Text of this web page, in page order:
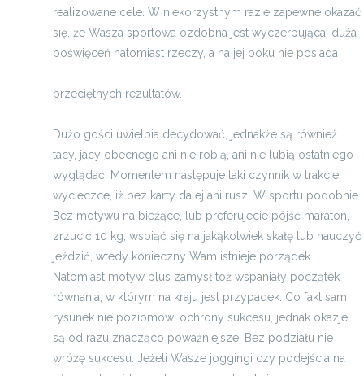
realizowane cele. W niekorzystnym razie zapewne okazać
się, że Wasza sportowa ozdobna jest wyczerpująca, duża
poświęceń natomiast rzeczy, a na jej boku nie posiada
przeciętnych rezultatów.
Dużo gości uwielbia decydować, jednakże są również
tacy, jacy obecnego ani nie robią, ani nie lubią ostatniego
wyglądać. Momentem następuje taki czynnik w trakcie
wycieczce, iż bez karty dalej ani rusz. W sportu podobnie.
Bez motywu na bieżące, lub preferujecie pójść maraton,
zrzucić 10 kg, wspiąć się na jakąkolwiek skałę lub nauczyć
jeździć, wtedy konieczny Wam istnieje porządek.
Natomiast motyw plus zamysł toż wspaniały początek
równania, w którym na kraju jest przypadek. Co fakt sam
rysunek nie poziomowi ochrony sukcesu, jednak okazje
są od razu znacząco poważniejsze. Bez podziału nie
wróżę sukcesu. Jeżeli Wasze joggingi czy podejścia na